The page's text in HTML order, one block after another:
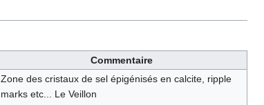
Commentaire
Zone des cristaux de sel épigénisés en calcite, ripple
marks etc... Le Veillon